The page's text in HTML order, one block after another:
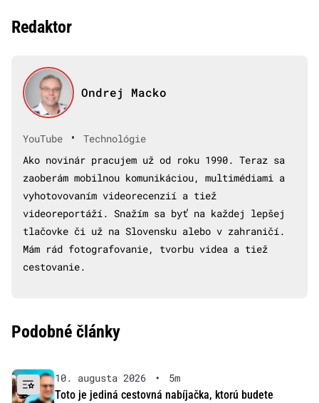
Redaktor
Ondrej Macko
YouTube •
Technológie
Ako novinár pracujem už od roku 1990. Teraz sa
zaoberám mobilnou komunikáciou, multimédiami a
vyhotovovaním videorecenzií a tiež
videoreportáží. Snažím sa byť na každej lepšej
tlačovke či už na Slovensku alebo v zahraničí.
Mám rád fotografovanie, tvorbu videa a tiež
cestovanie.
Podobné články
10. augusta 2026 •
5m
Toto je jediná cestovná nabíjačka, ktorú budete